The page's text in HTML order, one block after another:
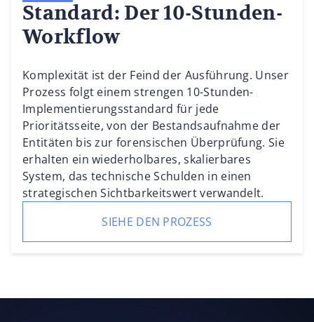
Standard: Der 10-Stunden-
Workflow
Komplexität ist der Feind der Ausführung. Unser
Prozess folgt einem strengen 10-Stunden-
Implementierungsstandard für jede
Prioritätsseite, von der Bestandsaufnahme der
Entitäten bis zur forensischen Überprüfung. Sie
erhalten ein wiederholbares, skalierbares
System, das technische Schulden in einen
strategischen Sichtbarkeitswert verwandelt.
SIEHE DEN PROZESS